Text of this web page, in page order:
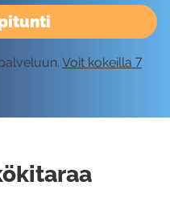
Voit kokeilla 7